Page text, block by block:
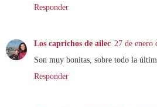
Responder
Los caprichos de ailec 27 de enero
Son muy bonitas, sobre todo la
Responder